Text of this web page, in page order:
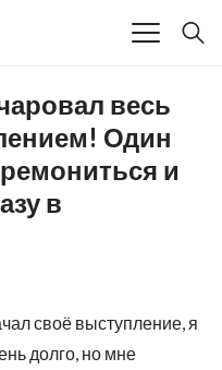
весь
Один
и
в
своё выступление, я
долго, но мне